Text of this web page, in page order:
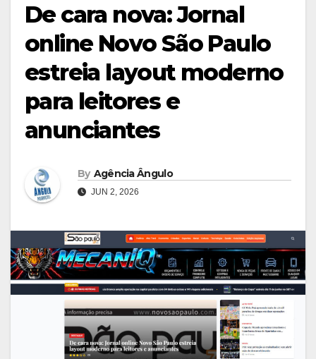
De cara nova: Jornal
online Novo São Paulo
estreia layout moderno
para leitores e
anunciantes
By Agência Ângulo
JUN 2, 2026